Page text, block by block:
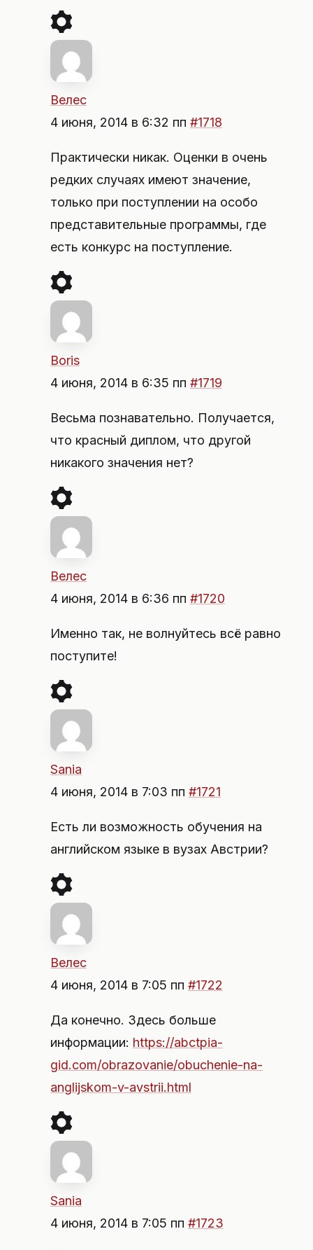
Велес
4 июня, 2014 в 6:32 пп #1718
Практически никак. Оценки в очень
редких случаях имеют значение,
только при поступлении на особо
представительные программы, где
есть конкурс на поступление.
Boris
4 июня, 2014 в 6:35 пп #1719
Весьма познавательно. Получается,
что красный диплом, что другой
никакого значения нет?
Велес
4 июня, 2014 в 6:36 пп #1720
Именно так, не волнуйтесь всё равно
поступите!
Sania
4 июня, 2014 в 7:03 пп #1721
Есть ли возможность обучения на
английском языке в вузах Австрии?
Велес
4 июня, 2014 в 7:05 пп #1722
Да конечно. Здесь больше
информации: https://abctpia-
gid.com/obrazovanie/obuchenie-na-
anglijskom-v-avstrii.html
Sania
4 июня, 2014 в 7:05 пп #1723